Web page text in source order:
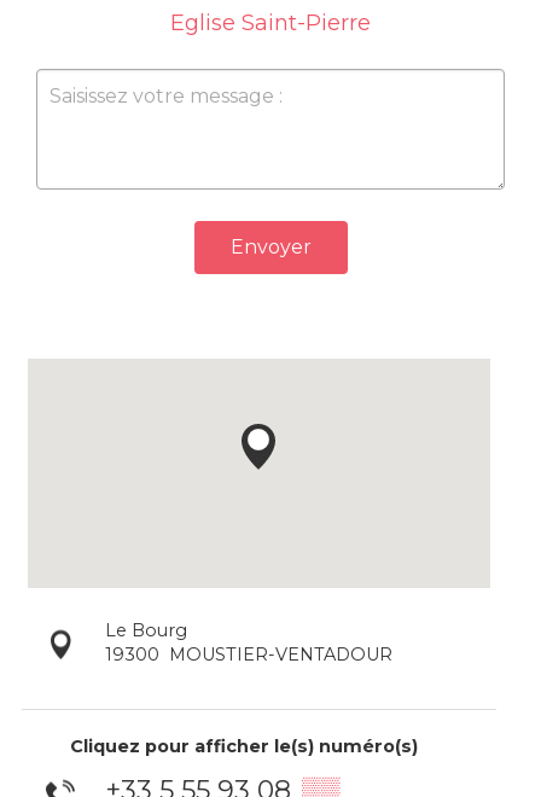
Eglise Saint-Pierre
Envoyer
Le Bourg
19300
MOUSTIER-VENTADOUR
Cliquez pour afficher le(s) numéro(s)
+33 5 55 93 08 ▒▒